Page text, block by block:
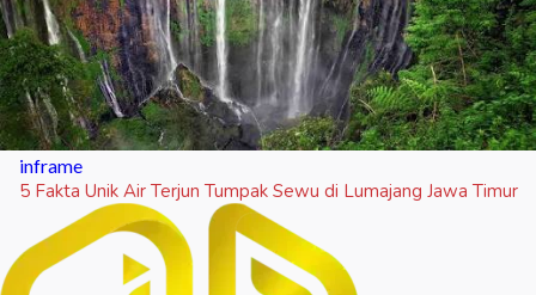
inframe
5 Fakta Unik Air Terjun Tumpak Sewu di Lumajang Jawa Timur